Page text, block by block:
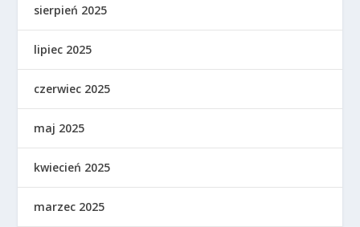
sierpień 2025
lipiec 2025
czerwiec 2025
maj 2025
kwiecień 2025
marzec 2025